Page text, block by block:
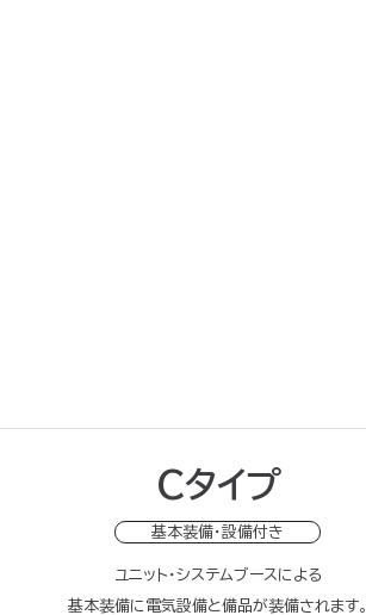
Cタイプ
基本装備・設備付き
ユニット・システムブースによる
基本装備に電気設備と備品が装備されます。